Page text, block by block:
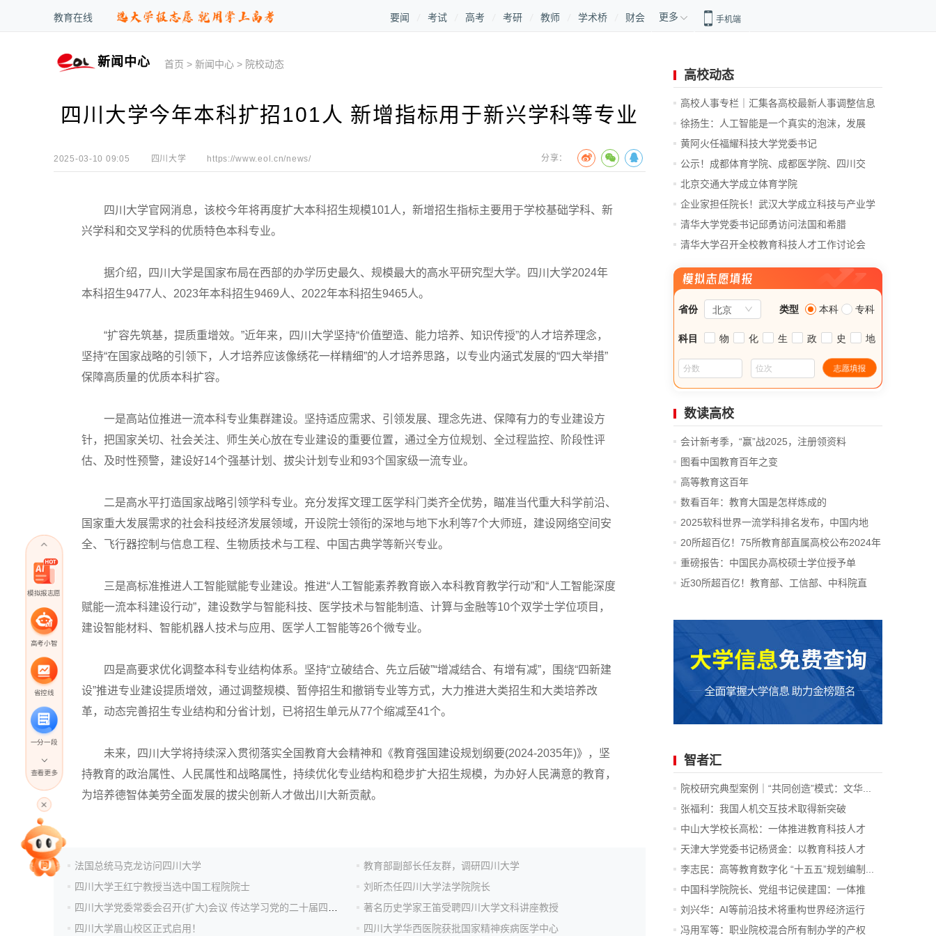
教育在线 要闻 考试 高考 考研 教师 学术桥 财会 更多 手机端
新闻中心 首页 >新闻中心 > 院校动态
四川大学今年本科扩招101人 新增指标用于新兴学科等专业
2025-03-10 09:05 四川大学 https://www.eol.cn/news/ 分享：
四川大学官网消息，该校今年将再度扩大本科招生规模101人，新增招生指标主要用于学校基础学科、新
兴学科和交叉学科的优质特色本科专业。
据介绍，四川大学是国家布局在西部的办学历史最久、规模最大的高水平研究型大学。四川大学2024年
本科招生9477人、2023年本科招生9469人、2022年本科招生9465人。
“扩容先筑基，提质重增效。”近年来，四川大学坚持“价值塑造、能力培养、知识传授”的人才培养理念，
坚持“在国家战略的引领下，人才培养应该像绣花一样精细”的人才培养思路，以专业内涵式发展的“四大举措”
保障高质量的优质本科扩容。
一是高站位推进一流本科专业集群建设。坚持适应需求、引领发展、理念先进、保障有力的专业建设方
针，把国家关切、社会关注、师生关心放在专业建设的重要位置，通过全方位规划、全过程监控、阶段性评
估、及时性预警，建设好14个强基计划、拔尖计划专业和93个国家级一流专业。
二是高水平打造国家战略引领学科专业。充分发挥文理工医学科门类齐全优势，瞄准当代重大科学前沿、
国家重大发展需求的社会科技经济发展领域，开设院士领衔的深地与地下水利等7个大师班，建设网络空间安
全、飞行器控制与信息工程、生物质技术与工程、中国古典学等新兴专业。
三是高标准推进人工智能赋能专业建设。推进“人工智能素养教育嵌入本科教育教学行动”和“人工智能深度
赋能一流本科建设行动”，建设数学与智能科技、医学技术与智能制造、计算与金融等10个双学士学位项目，
建设智能材料、智能机器人技术与应用、医学人工智能等26个微专业。
四是高要求优化调整本科专业结构体系。坚持“立破结合、先立后破”“增减结合、有增有减”，围绕“四新建
设”推进专业建设提质增效，通过调整规模、暂停招生和撤销专业等方式，大力推进大类招生和大类培养改
革，动态完善招生专业结构和分省计划，已将招生单元从77个缩减至41个。
未来，四川大学将持续深入贯彻落实全国教育大会精神和《教育强国建设规划纲要(2024-2035年)》，坚
持教育的政治属性、人民属性和战略属性，持续优化专业结构和稳步扩大招生规模，为办好人民满意的教育，
为培养德智体美劳全面发展的拔尖创新人才做出川大新贡献。
法国总统马克龙访问四川大学
教育部副部长任友群，调研四川大学
四川大学王红宁教授当选中国工程院院士
刘昕杰任四川大学法学院院长
著名历史学家王笛受聘四川大学文科讲座教授
四川大学眉山校区正式启用！
四川大学华西医院获批国家精神疾病医学中心
高校动态
高校人事专栏｜汇集各高校最新人事调整信息
徐扬生：人工智能是一个真实的泡沫，发展
前...
黄阿火任福耀科技大学党委书记
公示！成都体育学院、成都医学院、四川交
通...
北京交通大学成立体育学院
企业家担任院长！武汉大学成立科技与产业学
院
清华大学党委书记邱勇访问法国和希腊
清华大学召开全校教育科技人才工作讨论会
模拟报志愿
高考小智
省控线
一分一段
高考直播
专家指导课
查看更多
数读高校
会计新考季，“赢”战2025，注册领资料
图看中国教育百年之变
高等教育这百年
数看百年：教育大国是怎样炼成的
2025软科世界一流学科排名发布，中国内地
14...
20所超百亿！75所教育部直属高校公布2024年
决算
重磅报告：中国民办高校硕士学位授予单
位、...
近30所超百亿！教育部、工信部、中科院直
智者汇
院校研究典型案例｜“共同创造”模式：文华...
张福利：我国人机交互技术取得新突破
中山大学校长高松：一体推进教育科技人才
发...
天津大学党委书记杨贤金：以教育科技人才
一...
李志民：高等教育数字化 “十五五”规划编制...
中国科学院院长、党组书记侯建国：一体推
进...
刘兴华：AI等前沿技术将重构世界经济运行
底...
冯用军等：职业院校混合所有制办学的产权